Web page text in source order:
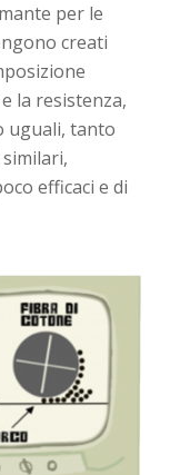
per le
creati
la resistenza,
uguali, tanto
efficaci e di